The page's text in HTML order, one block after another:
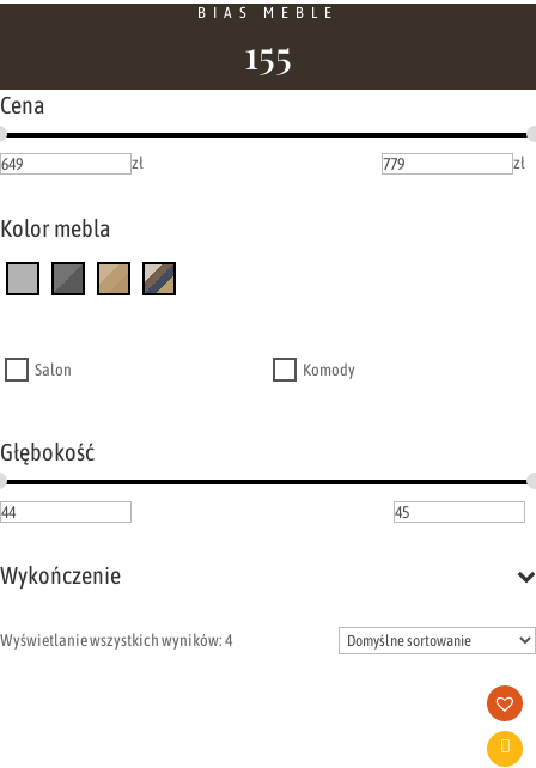
BIAS MEBLE
155
Cena
zł zł
Kolor mebla
Salon Komody
Głębokość
Wykończenie
Wyświetlanie wszystkich wyników: 4